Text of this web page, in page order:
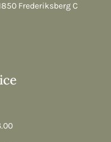
Frederiksberg C